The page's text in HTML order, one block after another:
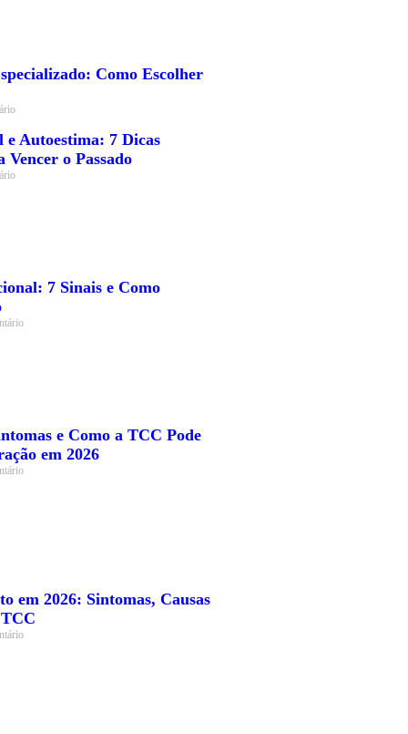
Como Escolher
Autoestima: 7 Dicas
o Passado
7 Sinais e Como
e Como a TCC Pode
em 2026
em 2026: Sintomas, Causas